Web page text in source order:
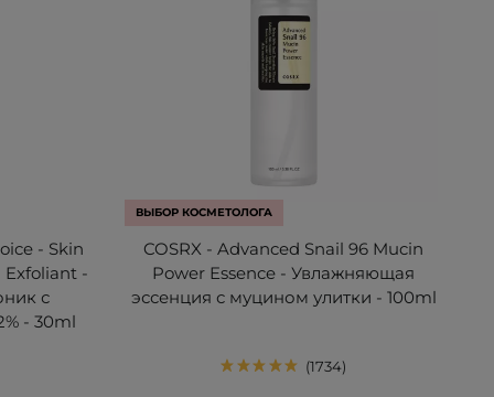
- Skin
Exfoliant -
с
- 30ml
ВЫБОР КОСМЕТОЛОГА
COSRX - Advanced Snail 96 Mucin
Power Essence - Увлажняющая
эссенция с муцином улитки - 100ml
1734